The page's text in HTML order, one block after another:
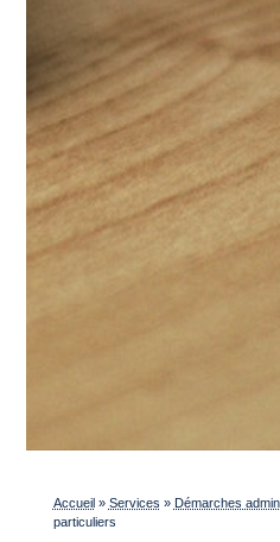
Accueil» Services » Démarches
particuliers